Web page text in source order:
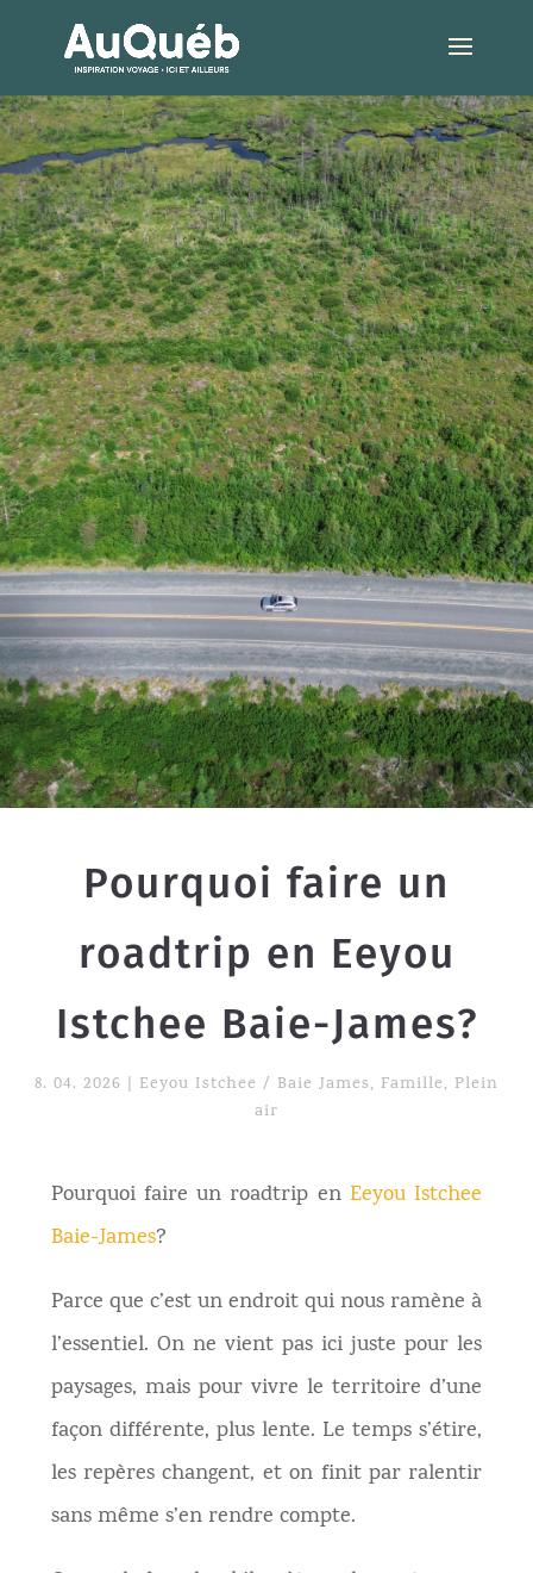
Pourquoi faire un
roadtrip en Eeyou
Istchee Baie-James?
8. 04. 2026 Eeyou Istchee / Baie James, Famille, Plein
air
Pourquoi faire un roadtrip enEeyou Istchee
Baie-James?
Parce que c’est un endroit qui nous ramène à
l’essentiel. On ne vient pas ici juste pour les
paysages, mais pour vivre le territoire d’une
façon différente, plus lente. Le temps s’étire,
les repères changent, et on finit par ralentir
sans même s’en rendre compte.